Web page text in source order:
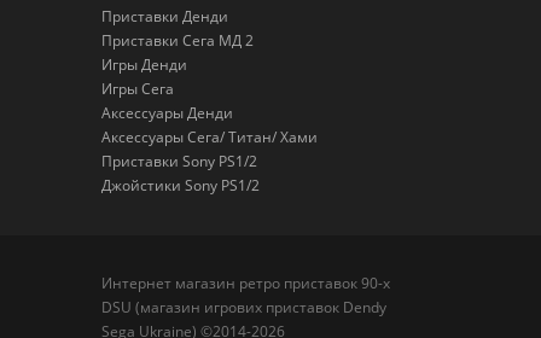
Приставки Денди
Приставки Сега МД 2
Игры Денди
Игры Сега
Аксессуары Денди
Аксессуары Сега/ Титан/ Хами
Приставки Sony PS1/2
Джойстики Sony PS1/2
Интернет магазин ретро приставок 90-х
DSU (магазин игрових приставок Dendy
Sega Ukraine) ©2014-2026